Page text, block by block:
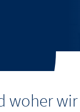
woher